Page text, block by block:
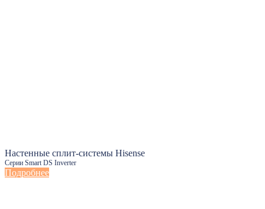
Настенные сплит-системы Hisense
Серии Smart DS Inverter
Подробнее